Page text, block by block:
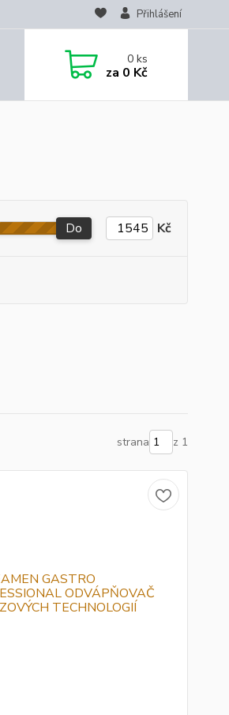
Přihlášení
0ks
za 0 Kč
Do Kč
strana z 1